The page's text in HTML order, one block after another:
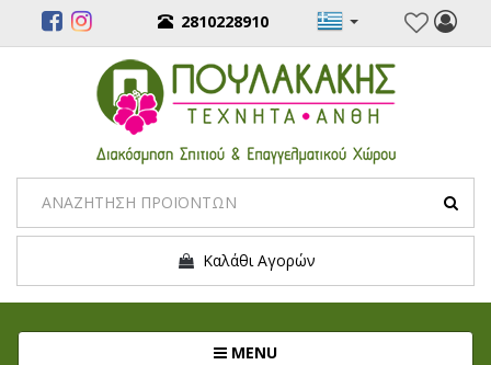
2810228910
Καλάθι Αγορών
MENUToggle navigation